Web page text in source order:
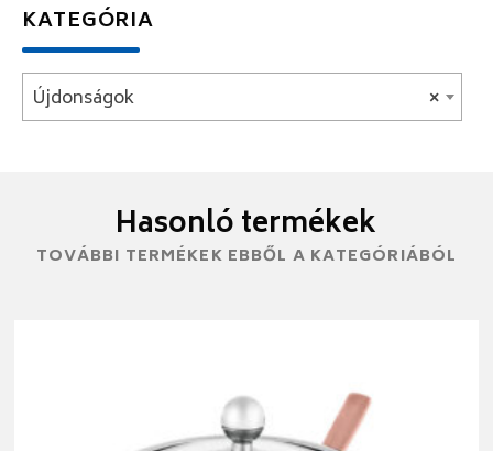
KATEGÓRIA
×
Újdonságok
Hasonló termékek
TOVÁBBI TERMÉKEK EBBŐL A KATEGÓRIÁBÓL